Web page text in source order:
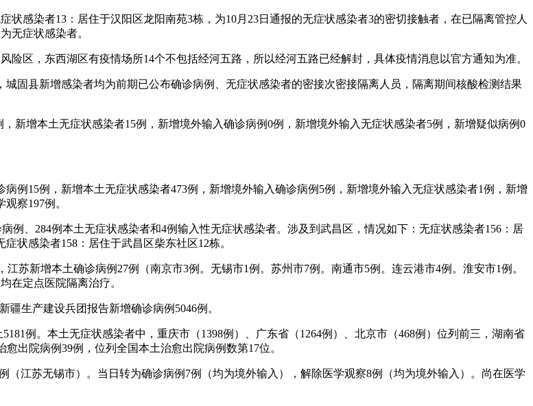
状感染者13：居住于汉阳区龙阳南苑3栋，为10月23日通报的无症状感染者3的密切接触者，在已隔离管控人
无症状感染者。
险区，东西湖区有疫情场所14个不包括经河五路，所以经河五路已经解封，具体疫情消息以官方通知为准。
固县新增感染者均为前期已公布确诊病例、无症状感染者的密接次密接隔离人员，隔离期间核酸检测结果
新增本土无症状感染者15例，新增境外输入确诊病例0例，新增境外输入无症状感染者5例，新增疑似病例0
例15例，新增本土无症状感染者473例，新增境外输入确诊病例5例，新增境外输入无症状感染者1例，新增
察197例。
例、284例本土无症状感染者和4例输入性无症状感染者。涉及到武昌区，情况如下：无症状感染者156：居
状感染者158：居住于武昌区柴东社区12栋。
苏新增本土确诊病例27例（南京市3例。无锡市1例。苏州市7例。南通市5例。连云港市4例。淮安市1例。
在定点医院隔离治疗。
生产建设兵团报告新增确诊病例5046例。
例。本土无症状感染者中，重庆市（1398例）、广东省（1264例）、北京市（468例）位列前三，湖南省
出院病例39例，位列全国本土治愈出院病例数第17位。
（江苏无锡市）。当日转为确诊病例7例（均为境外输入），解除医学观察8例（均为境外输入）。尚在医学